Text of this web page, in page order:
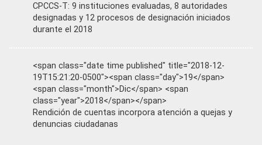
CPCCS-T: 9 instituciones evaluadas, 8 autoridades
designadas y 12 procesos de designación iniciados
durante el 2018
<span class="date time published" title="2018-12-
19T15:21:20-0500"><span class="day">19</span>
<span class="month">Dic</span> <span
class="year">2018</span></span>
Rendición de cuentas incorpora atención a quejas y
denuncias ciudadanas